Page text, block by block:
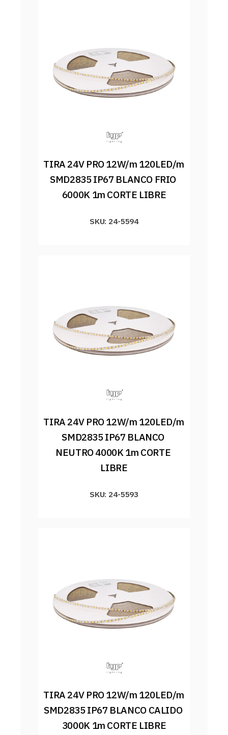
TIRA 24V PRO 12W/m 120LED/m
SMD2835 IP67 BLANCO FRIO
6000K 1m CORTE LIBRE
SKU: 24-5594
TIRA 24V PRO 12W/m 120LED/m
SMD2835 IP67 BLANCO
NEUTRO 4000K 1m CORTE
LIBRE
SKU: 24-5593
TIRA 24V PRO 12W/m 120LED/m
SMD2835 IP67 BLANCO CALIDO
3000K 1m CORTE LIBRE